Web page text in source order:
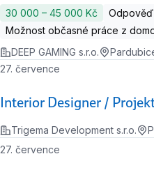
30 000 ‍–‍ 45 000 Kč
Možnost občasné práce z
DEEP GAMING s.r.o.
Interior Designer /
27. července
Trigema Development s.r.o.
27. července